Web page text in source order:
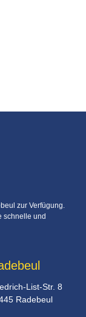
List-Str. 8
Radebeul
zur Verfügung.
schnelle und